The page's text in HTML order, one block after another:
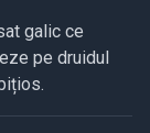
galic ce
pe druidul